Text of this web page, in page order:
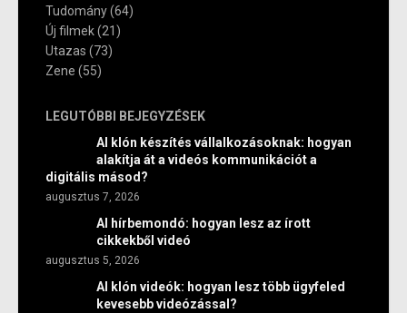
Tudomány(64)
Új filmek(21)
Utazas (73)
Zene (55)
LEGUTÓBBI BEJEGYZÉSEK
AI klón készítés vállalkozásoknak: hogyan
alakítja át a videós kommunikációt a
digitális másod?
augusztus 7, 2026
AI hírbemondó: hogyan lesz az írott
cikkekből videó
augusztus 5, 2026
AI klón videók: hogyan lesz több ügyfeled
kevesebb videózással?